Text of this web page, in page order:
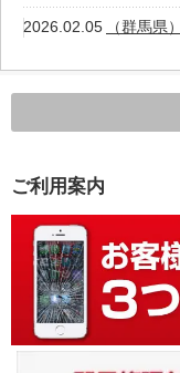
2026.02.05 （群馬県
ご利用案内